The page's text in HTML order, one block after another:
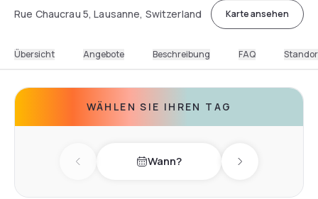
Rue Chaucrau 5, Lausanne, Switzerland Karte ansehen
Übersicht Angebote Beschreibung FAQ
WÄHLEN SIE IHREN TAG
Previous day Wann? Next day